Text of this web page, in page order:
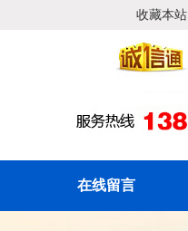
收藏本站
在线留言